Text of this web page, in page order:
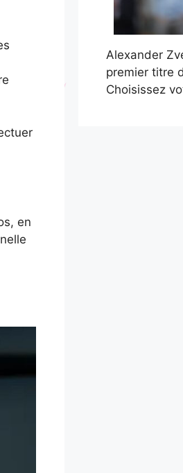
en
Alexander
premier titre
Choisissez